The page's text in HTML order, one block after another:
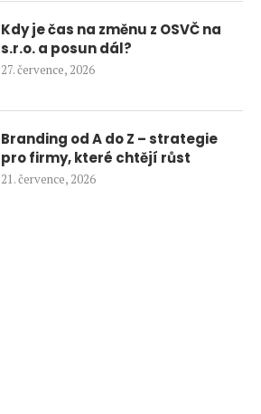
Kdy je čas na změnu z OSVČ na
s.r.o. a posun dál?
27. července, 2026
Branding od A do Z – strategie
pro firmy, které chtějí růst
21. července, 2026